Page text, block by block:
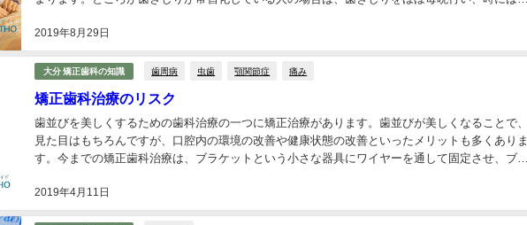
2019年8月29日
大分 矯正歯科の知識 歯周病 虫歯 顎関節症 痛み
矯正歯科治療のリスク
2019年4月11日
歯並びを美しくするための歯科治療の一つに矯正治療があります。歯並びが美しくなることで、
見た目はもちろんですが、口腔内の環境の改善や健康状態の改善といったメリットも多くありま
す。今までの矯正歯科治療は、ブラケットという小さな器具にワイヤーを通して固定させ、ブラ